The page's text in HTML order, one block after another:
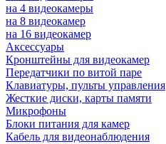
на 4 видеокамеры
на 8 видеокамер
на 16 видеокамер
Аксессуары
Кронштейны для видеокамер
Передатчики по витой паре
Клавиатуры, пульты управления
Жесткие диски, карты памяти
Микрофоны
Блоки питания для камер
Кабель для видеонаблюдения